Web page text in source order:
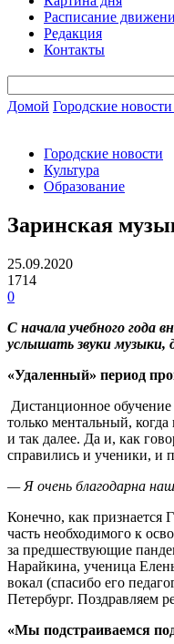
Расписание
Редакция
Контакты
Домой Городские новости
Городские новости
Культура
Образование
Заринская
25.09.2020
1714
0
С начала учебного года
услышать звуки музыки,
«Удаленный» период
Дистанционное
только ментальный,
и так далее. Да и, как
справились и ученики, и
— Я очень благодарна
Конечно, как признается
часть необходимого к
за предшествующие
Нарайкина, ученица
вокал (спасибо его
Петербург. Поздравляем
«Мы подстраиваемся